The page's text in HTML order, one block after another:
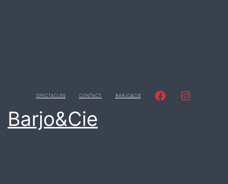
SPECTACLES CONTACT BARJO&CIE facebook
Barjo&Cie